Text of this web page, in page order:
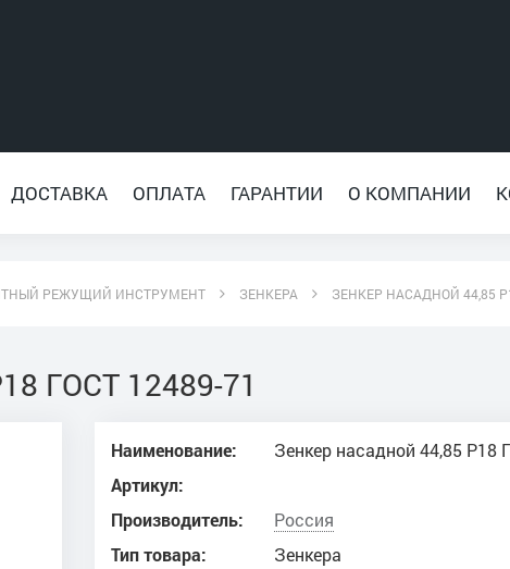
ДОСТАВКА ОПЛАТА ГАРАНТИИ О КОМПАНИИ
РЕЖУЩИЙ ИНСТРУМЕНТ ЗЕНКЕРА ЗЕНКЕР НАСАДНОЙ 44,85
ГОСТ 12489-71
Наименование:
Зенкер насадной 44,85 Р18
Артикул:
Производитель:
Россия
Тип товара:
Зенкера